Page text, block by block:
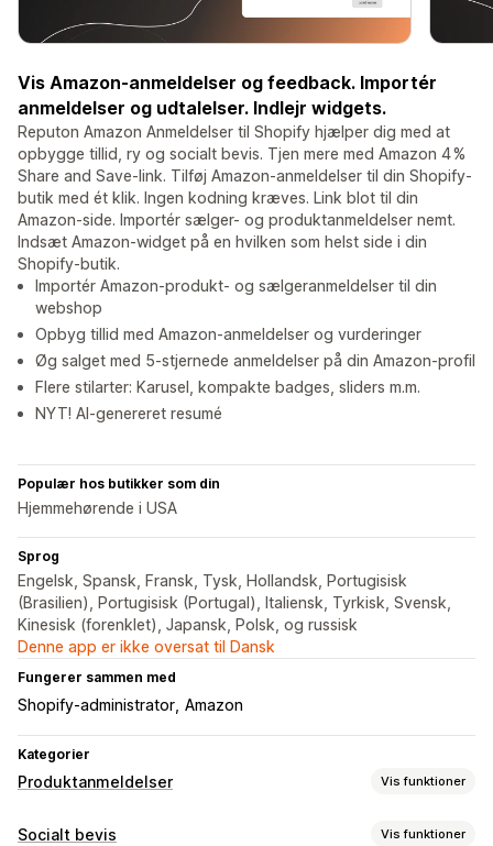
Vis Amazon-anmeldelser og feedback. Importér
anmeldelser og udtalelser. Indlejr widgets.
Reputon Amazon Anmeldelser til Shopify hjælper dig med at
opbygge tillid, ry og socialt bevis. Tjen mere med Amazon 4 %
Share and Save-link. Tilføj Amazon-anmeldelser til din Shopify-
butik med ét klik. Ingen kodning kræves. Link blot til din
Amazon-side. Importér sælger- og produktanmeldelser nemt.
Indsæt Amazon-widget på en hvilken som helst side i din
Shopify-butik.
Importér Amazon-produkt- og sælgeranmeldelser til din
webshop
Opbyg tillid med Amazon-anmeldelser og vurderinger
Øg salget med 5-stjernede anmeldelser på din Amazon-profil
Flere stilarter: Karusel, kompakte badges, sliders m.m.
NYT! AI-genereret resumé
Populær hos butikker som din
Hjemmehørende i USA
Sprog
Engelsk, Spansk, Fransk, Tysk, Hollandsk, Portugisisk
(Brasilien), Portugisisk (Portugal), Italiensk, Tyrkisk, Svensk,
Kinesisk (forenklet), Japansk, Polsk, og russisk
Denne app er ikke oversat til Dansk
Fungerer sammen med
Shopify-administrator Amazon
Kategorier
Produktanmeldelser Vis funktioner
Visningsindstillinger
Socialt bevis Vis funktioner